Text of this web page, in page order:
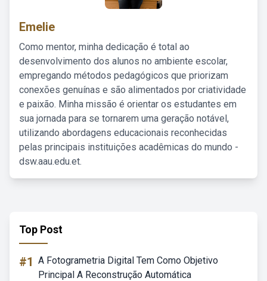
Emelie
Como mentor, minha dedicação é total ao
desenvolvimento dos alunos no ambiente escolar,
empregando métodos pedagógicos que priorizam
conexões genuínas e são alimentados por criatividade
e paixão. Minha missão é orientar os estudantes em
sua jornada para se tornarem uma geração notável,
utilizando abordagens educacionais reconhecidas
pelas principais instituições acadêmicas do mundo -
dsw.aau.edu.et.
Top Post
#1 A Fotogrametria Digital Tem Como Objetivo
Principal A Reconstrução Automática